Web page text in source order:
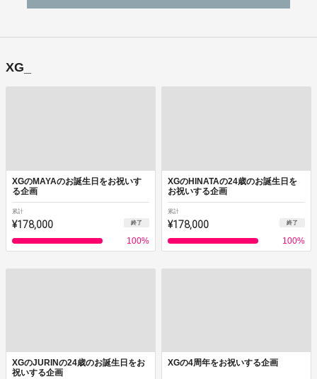
XG_
XGのMAYAのお誕生日をお祝いす
る企画
累計
¥178,000 終了
100%
XGのHINATAの24歳のお誕生日を
お祝いする企画
累計
¥178,000 終了
100%
XGのJURINの24歳のお誕生日をお
祝いする企画
XGの4周年をお祝いする企画